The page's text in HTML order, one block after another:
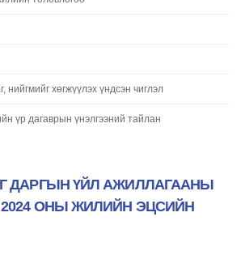
нийгмийг хөгжүүлэх үндсэн чиглэл
үр дагаврын үнэлгээний тайлан
ДАРГЫН ҮЙЛ АЖИЛЛАГААНЫ
ОНЫ ЖИЛИЙН ЭЦСИЙН